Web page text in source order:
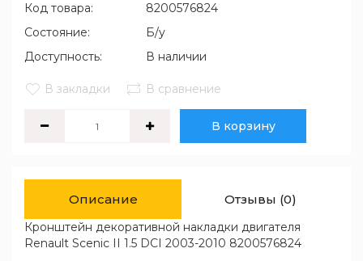
Код товара:
8200576824
Состояние:
Б/у
Доступность:
В наличии
В закладки В сравнение
В корзину
Описание Отзывы (0)
Кронштейн декоративной накладки двигателя
Renault Scenic II 1.5 DCI 2003-2010 8200576824